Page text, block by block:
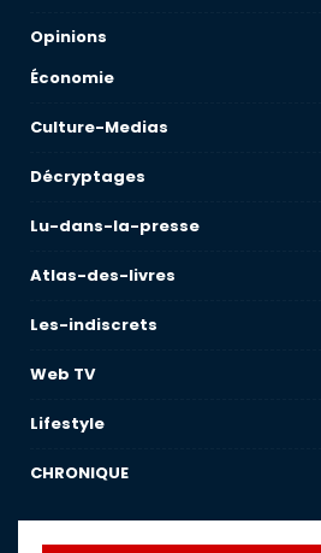
Opinions
Économie
Culture-Medias
Décryptages
Lu-dans-la-presse
Atlas-des-livres
Les-indiscrets
Web TV
Lifestyle
CHRONIQUE